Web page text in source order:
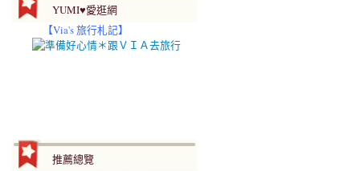
YUMI♥愛逛網
【Via's 旅行札記】
推薦總覽